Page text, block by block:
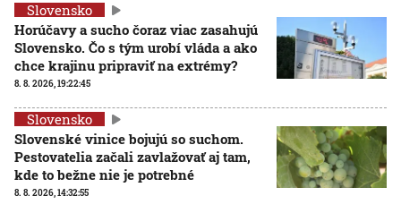
Slovensko
Horúčavy a sucho čoraz viac zasahujú
Slovensko. Čo s tým urobí vláda a ako
chce krajinu pripraviť na extrémy?
8. 8. 2026, 19:22:45
Slovensko
Slovenské vinice bojujú so suchom.
Pestovatelia začali zavlažovať aj tam,
kde to bežne nie je potrebné
8. 8. 2026, 14:32:55